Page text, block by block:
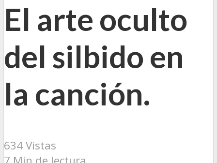
El arte oculto
del silbido en
la canción.
634 Vistas